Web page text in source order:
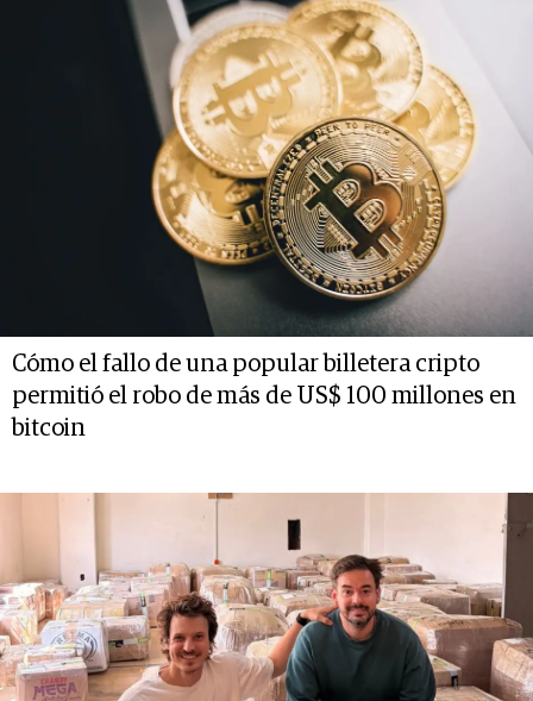
Cómo el fallo de una popular billetera cripto
permitió el robo de más de US$ 100 millones en
bitcoin